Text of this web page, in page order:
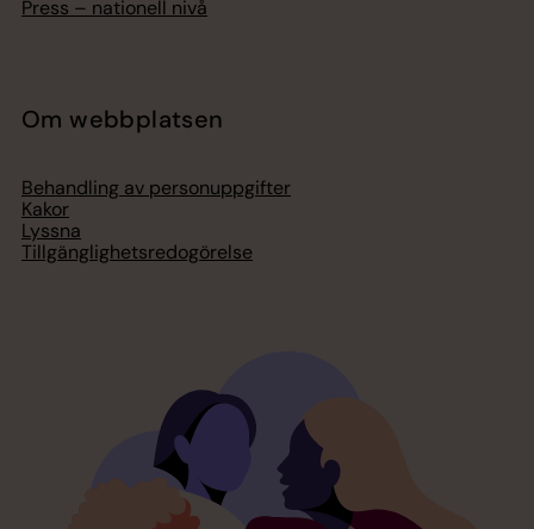
Press – nationell nivå
Om webbplatsen
Behandling av personuppgifter
Kakor
Lyssna
Tillgänglighetsredogörelse